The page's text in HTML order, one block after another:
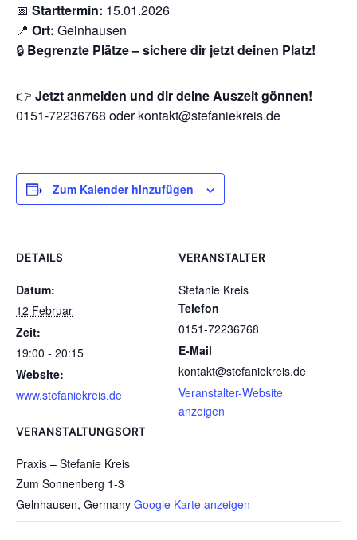
📅 Starttermin: 15.01.2026
📍 Ort: Gelnhausen
🔒 Begrenzte Plätze – sichere dir jetzt deinen Platz!
👉 Jetzt anmelden und dir deine Auszeit gönnen!
0151-72236768 oder kontakt@stefaniekreis.de
Zum Kalender hinzufügen
DETAILS
Datum:
12 Februar
Zeit:
19:00 - 20:15
Website:
www.stefaniekreis.de
VERANSTALTUNGSORT
Praxis – Stefanie Kreis
Zum Sonnenberg 1-3
Gelnhausen, Germany Google Karte anzeigen
VERANSTALTER
Stefanie Kreis
Telefon
0151-72236768
E-Mail
kontakt@stefaniekreis.de
Veranstalter-Website
anzeigen